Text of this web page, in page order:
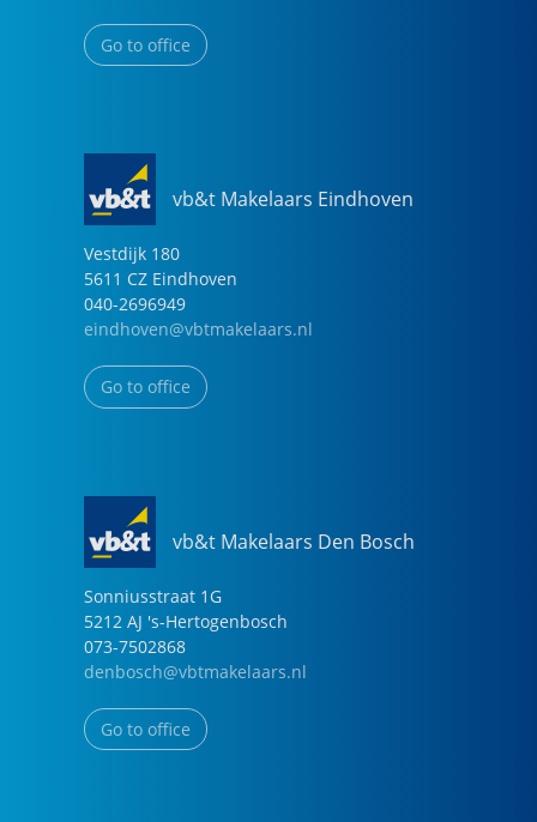
Go to office
vb&t Makelaars Eindhoven
Vestdijk 180
5611 CZ Eindhoven
040-2696949
eindhoven@vbtmakelaars.nl
Go to office
vb&t Makelaars Den Bosch
Sonniusstraat 1G
5212 AJ 's-Hertogenbosch
073-7502868
denbosch@vbtmakelaars.nl
Go to office